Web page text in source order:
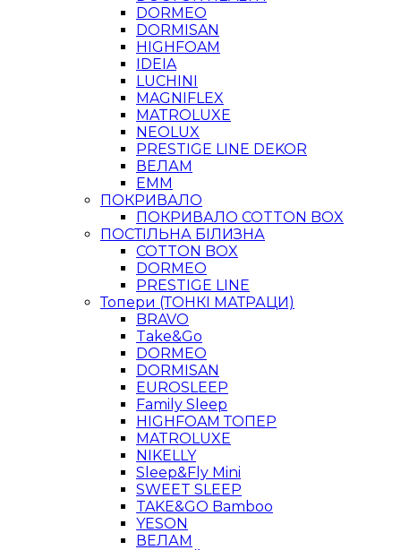
DORMEO
DORMISAN
HIGHFOAM
IDEIA
LUCHINI
MAGNIFLEX
MATROLUXE
NEOLUX
PRESTIGE LINE DEKOR
ВЕЛАМ
ЕММ
ПОКРИВАЛО
ПОКРИВАЛО COTTON BOX
ПОСТІЛЬНА БІЛИЗНА
COTTON BOX
DORMEO
PRESTIGE LINE
Топери (ТОНКІ МАТРАЦИ)
BRAVO
Take&Go
DORMEO
DORMISAN
EUROSLEEP
Family Sleep
HIGHFOAM ТОПЕР
MATROLUXE
NIKELLY
Sleep&Fly Mini
SWEET SLEEP
TAKE&GO Bamboo
YESON
ВЕЛАМ